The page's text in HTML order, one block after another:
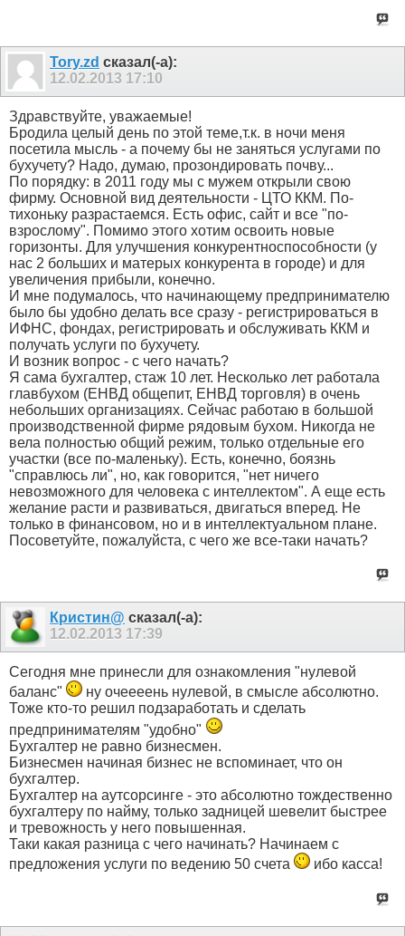
Tory.zd сказал(-а):
12.02.2013 17:10
Здравствуйте, уважаемые!
Бродила целый день по этой теме,т.к. в ночи меня
посетила мысль - а почему бы не заняться услугами по
бухучету? Надо, думаю, прозондировать почву...
По порядку: в 2011 году мы с мужем открыли свою
фирму. Основной вид деятельности - ЦТО ККМ. По-
тихоньку разрастаемся. Есть офис, сайт и все "по-
взрослому". Помимо этого хотим освоить новые
горизонты. Для улучшения конкурентноспособности (у
нас 2 больших и матерых конкурента в городе) и для
увеличения прибыли, конечно.
И мне подумалось, что начинающему предпринимателю
было бы удобно делать все сразу - регистрироваться в
ИФНС, фондах, регистрировать и обслуживать ККМ и
получать услуги по бухучету.
И возник вопрос - с чего начать?
Я сама бухгалтер, стаж 10 лет. Несколько лет работала
главбухом (ЕНВД общепит, ЕНВД торговля) в очень
небольших организациях. Сейчас работаю в большой
производственной фирме рядовым бухом. Никогда не
вела полностью общий режим, только отдельные его
участки (все по-маленьку). Есть, конечно, боязнь
"справлюсь ли", но, как говорится, "нет ничего
невозможного для человека с интеллектом". А еще есть
желание расти и развиваться, двигаться вперед. Не
только в финансовом, но и в интеллектуальном плане.
Посоветуйте, пожалуйста, с чего же все-таки начать?
Кристин@ сказал(-а):
12.02.2013 17:39
Сегодня мне принесли для ознакомления "нулевой
баланс"
ну очеееень нулевой, в смысле абсолютно.
Тоже кто-то решил подзаработать и сделать
предпринимателям "удобно"
Бухгалтер не равно бизнесмен.
Бизнесмен начиная бизнес не вспоминает, что он
бухгалтер.
Бухгалтер на аутсорсинге - это абсолютно тождественно
бухгалтеру по найму, только задницей шевелит быстрее
и тревожность у него повышенная.
Таки какая разница с чего начинать? Начинаем с
предложения услуги по ведению 50 счета
ибо касса!